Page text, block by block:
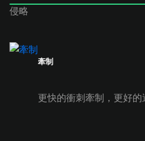
侵略
牽制
更快的衝刺牽制，更好的